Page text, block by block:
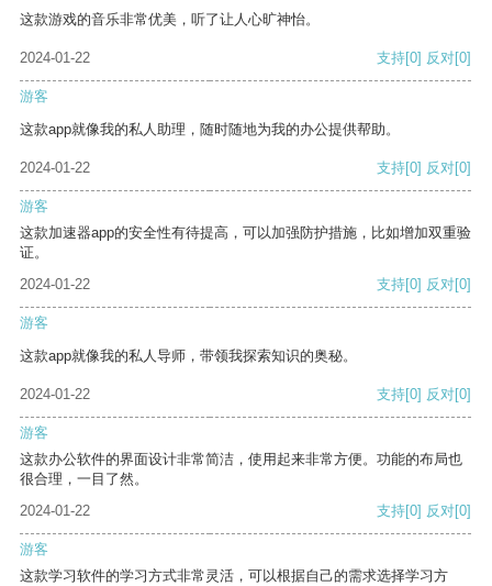
这款游戏的音乐非常优美，听了让人心旷神怡。
2024-01-22 支持[0] 反对[0]
游客
这款app就像我的私人助理，随时随地为我的办公提供帮助。
2024-01-22 支持[0] 反对[0]
游客
这款加速器app的安全性有待提高，可以加强防护措施，比如增加双重验
证。
2024-01-22
支持[0] 反对[0]
游客
这款app就像我的私人导师，带领我探索知识的奥秘。
2024-01-22 支持[0] 反对[0]
游客
这款办公软件的界面设计非常简洁，使用起来非常方便。功能的布局也
很合理，一目了然。
2024-01-22
支持[0] 反对[0]
游客
这款学习软件的学习方式非常灵活，可以根据自己的需求选择学习方